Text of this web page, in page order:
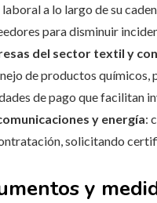
laboral a lo largo de su
para disminuir
del sector textil y
de productos químicos,
de pago que facilitan
y energía:
solicitando
y